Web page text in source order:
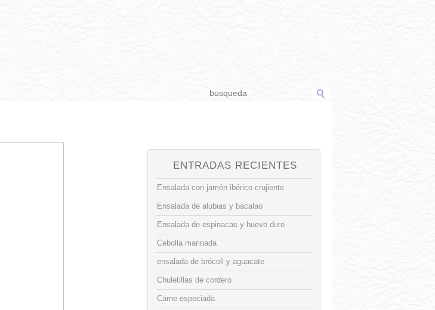
ENTRADAS RECIENTES
Ensalada con jamón ibérico crujiente
Ensalada de alubias y bacalao
Ensalada de espinacas y huevo duro
Cebolla marinada
ensalada de brócoli y aguacate
Chuletillas de cordero
Carne especiada